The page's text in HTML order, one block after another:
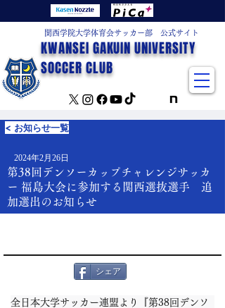
関西学院大学体育会サッカー部 公式サイト
KWANSEI GAKUIN UNIVERSITY
SOCCER CLUB
< お知らせ一覧
2024年2月26日
第38回デンソーカップチャレンジサッカ
ー 福島大会に参加する関西選抜選手 追
加選出のお知らせ
シェア
全日本大学サッカー連盟より『第38回デンソ